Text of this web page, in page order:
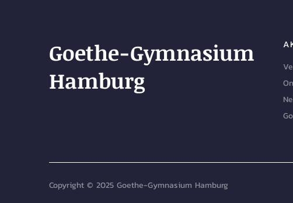
Goethe-Gymnasium
Hamburg
Copyright © 2025 Goethe-Gymnasium Hamburg